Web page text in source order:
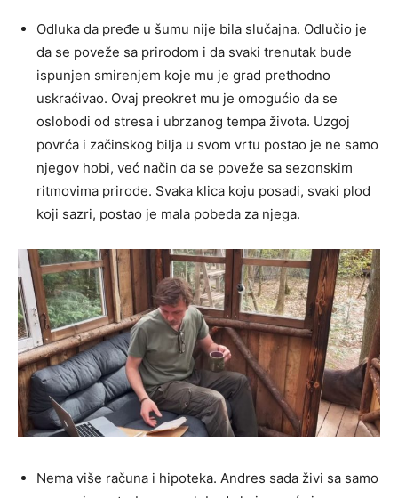
Odluka da pređe u šumu nije bila slučajna. Odlučio je
da se poveže sa prirodom i da svaki trenutak bude
ispunjen smirenjem koje mu je grad prethodno
uskraćivao. Ovaj preokret mu je omogućio da se
oslobodi od stresa i ubrzanog tempa života. Uzgoj
povrća i začinskog bilja u svom vrtu postao je ne samo
njegov hobi, već način da se poveže sa sezonskim
ritmovima prirode. Svaka klica koju posadi, svaki plod
koji sazri, postao je mala pobeda za njega.
Nema više računa i hipoteka. Andres sada živi sa samo